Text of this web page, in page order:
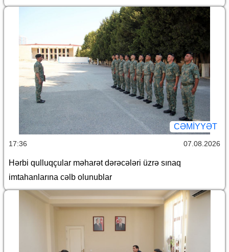
CƏMİYYƏT
17:36 07.08.2026
Hərbi qulluqçular məharət dərəcələri üzrə sınaq
imtahanlarına cəlb olunublar